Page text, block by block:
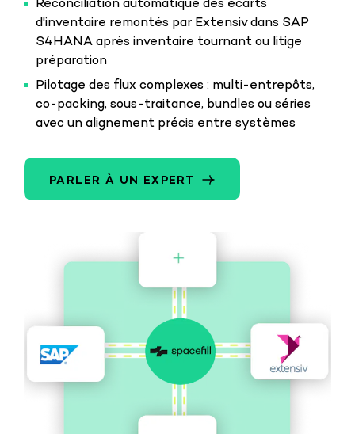
Réconciliation automatique des écarts
d'inventaire remontés par Extensiv dans SAP
S4HANA après inventaire tournant ou litige
préparation
Pilotage des flux complexes : multi-entrepôts,
co-packing, sous-traitance, bundles ou séries
avec un alignement précis entre systèmes
PARLER À UN EXPERT